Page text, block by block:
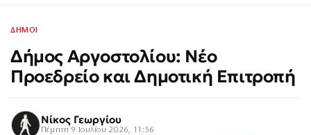
ΔΗΜΟΙ
Δήμος Αργοστολίου: Νέο
Προεδρείο και Δημοτική Επιτροπή
Νίκος Γεωργίου
Πέμπτη 9 Ιουλίου 2026, 11:56